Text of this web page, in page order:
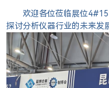
欢迎各位莅临展位
探讨分析仪器行业的未来发